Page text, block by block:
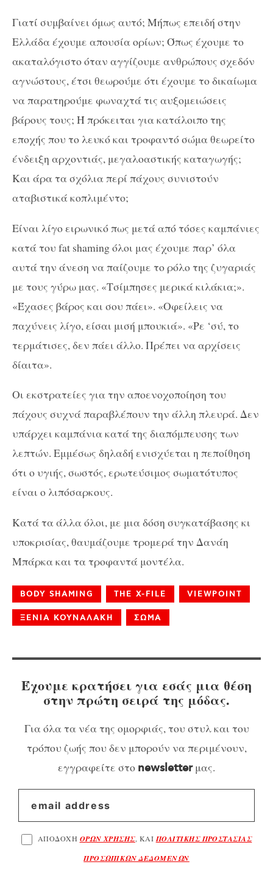
Γιατί συμβαίνει όμως αυτό; Μήπως επειδή στην
Ελλάδα έχουμε απουσία ορίων; Όπως έχουμε το
ακαταλόγιστο όταν αγγίζουμε ανθρώπους σχεδόν
αγνώστους, έτσι θεωρούμε ότι έχουμε το δικαίωμα
να παρατηρούμε φωναχτά τις αυξομειώσεις
βάρους τους; Ή πρόκειται για κατάλοιπο της
εποχής που το λευκό και τροφαντό σώμα θεωρείτο
ένδειξη αρχοντιάς, μεγαλοαστικής καταγωγής;
Και άρα τα σχόλια περί πάχους συνιστούν
αταβιστικά κοπλιμέντο;
Είναι λίγο ειρωνικό πως μετά από τόσες καμπάνιες
κατά του fat shaming όλοι μας έχουμε παρ’ όλα
αυτά την άνεση να παίζουμε το ρόλο της ζυγαριάς
με τους γύρω μας. «Τσίμπησες μερικά κιλάκια;».
«Έχασες βάρος και σου πάει». «Οφείλεις να
παχύνεις λίγο, είσαι μισή μπουκιά». «Ρε ‘σύ, το
τερμάτισες, δεν πάει άλλο. Πρέπει να αρχίσεις
δίαιτα».
Οι εκστρατείες για την αποενοχοποίηση του
πάχους συχνά παραβλέπουν την άλλη πλευρά. Δεν
υπάρχει καμπάνια κατά της διαπόμπευσης των
λεπτών. Εμμέσως δηλαδή ενισχύεται η πεποίθηση
ότι ο υγιής, σωστός, ερωτεύσιμος σωματότυπος
είναι ο λιπόσαρκους.
Κατά τα άλλα όλοι, με μια δόση συγκατάβασης κι
υποκρισίας, θαυμάζουμε τρομερά την Δανάη
Μπάρκα και τα τροφαντά μοντέλα.
BODY SHAMING THE X-FILE VIEWPOINT
ΞΕΝΙΑ ΚΟΥΝΑΛΑΚΗ ΣΩΜΑ
Έχουμε κρατήσει για εσάς μια θέση
στην πρώτη σειρά της μόδας.
Για όλα τα νέα της ομορφιάς, του στυλ και του
τρόπου ζωής που δεν μπορούν να περιμένουν,
εγγραφείτε στο newsletterμας.
ΑΠΟΔΟΧΗ ΟΡΩΝ ΧΡΗΣΗΣ, ΚΑΙ ΠΟΛΙΤΙΚΗΣ ΠΡΟΣΤΑΣΙΑΣ
ΠΡΟΣΩΠΙΚΩΝ ΔΕΔΟΜΕΝΩΝ